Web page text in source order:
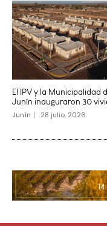
El IPV y la Municipalidad
Junín inauguraron 30
Junín 28 julio, 2026